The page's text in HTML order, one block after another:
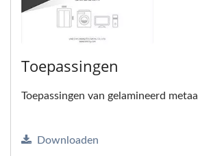
Toepassingen
Toepassingen van gelamineerd metaal
Downloaden